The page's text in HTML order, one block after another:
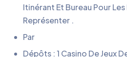
Itinérant Et Bureau Pour
Représenter .
Par
Dépôts : 1 Casino De Jeux